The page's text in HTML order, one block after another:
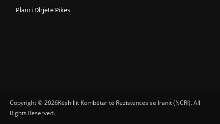
Plani i Dhjetë Pikës
Copyright © 2026Këshillit Kombëtar të Rezistencës së Iranit (NCRI). All
Rights Reserved.